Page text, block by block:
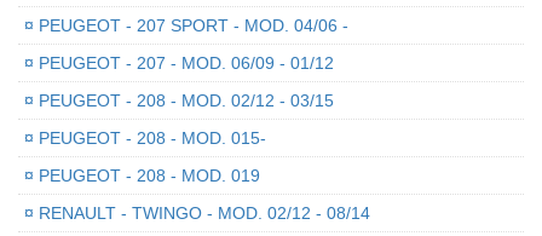
¤ PEUGEOT - 207 SPORT - MOD. 04/06 -
¤ PEUGEOT - 207 - MOD. 06/09 - 01/12
¤ PEUGEOT - 208 - MOD. 02/12 - 03/15
¤ PEUGEOT - 208 - MOD. 015-
¤ PEUGEOT - 208 - MOD. 019
¤ RENAULT - TWINGO - MOD. 02/12 - 08/14